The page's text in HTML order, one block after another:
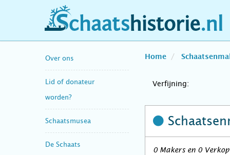
schaatshistorie.nl
Over ons
Lid of donateur
worden?
Schaatsmusea
De Schaats
Home
Verfijning:
0 Makers en 0